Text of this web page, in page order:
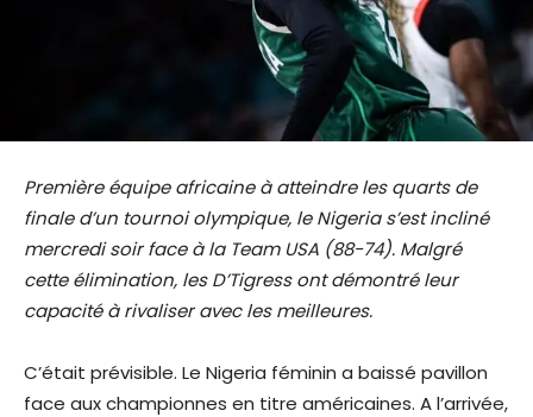
Première équipe africaine à atteindre les quarts de
finale d’un tournoi olympique, le Nigeria s’est incliné
mercredi soir face à la Team USA (88-74). Malgré
cette élimination, les D’Tigress ont démontré leur
capacité à rivaliser avec les meilleures.
C’était prévisible. Le Nigeria féminin a baissé pavillon
face aux championnes en titre américaines. A l’arrivée,